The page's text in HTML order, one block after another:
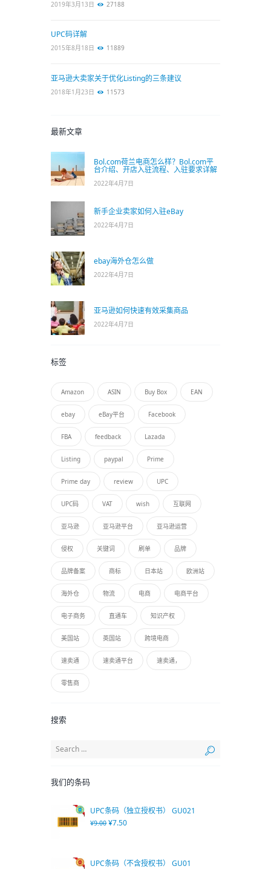
2019年3月13日 27188
UPC码详解
2015年8月18日 11889
亚马逊大卖家关于优化Listing的三条建议
2018年1月23日 11573
最新文章
Bol.com荷兰电商怎么样？Bol.com平
台介绍、开店入驻流程、入驻要求详解
2022年4月7日
新手企业卖家如何入驻eBay
2022年4月7日
ebay海外仓怎么做
2022年4月7日
亚马逊如何快速有效采集商品
2022年4月7日
标签
Amazon ASIN Buy Box EAN
ebay eBay平台 Facebook
FBA feedback Lazada
Listing paypal Prime
Prime day review UPC
UPC码 VAT wish 互联网
亚马逊 亚马逊平台 亚马逊运营
侵权 关键词 刷单 品牌
品牌备案 商标 日本站 欧洲站
海外仓 物流 电商 电商平台
电子商务 直通车 知识产权
美国站 英国站 跨境电商
速卖通 速卖通平台 速卖通，
零售商
搜索
我们的条码
UPC条码（独立授权书） GU021
¥9.00 ¥7.50
UPC条码（不含授权书） GU01